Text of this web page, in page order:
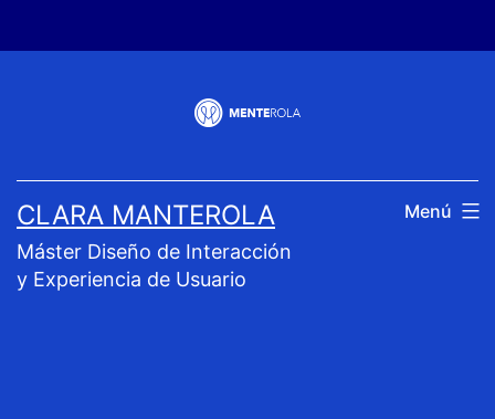
CLARA MANTEROLA
Máster Diseño de Interacción
y Experiencia de Usuario
Menú